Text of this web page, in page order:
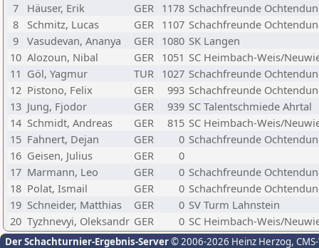
7
Häuser, Erik GER 1178 Schachfreunde
8
Schmitz, Lucas GER 1107 Schachfreunde
9 Vasudevan, Ananya GER 1080 SK Langen
10 Alozoun, Nibal GER 1051 SC Heimbach-Weis/
11 Göl, Yagmur TUR 1027 Schachfreunde
12 Pistono, Felix GER 993 Schachfreunde
13 Jung, Fjodor GER 939 SC Talentschmiede Ahrtal
14 Schmidt, Andreas GER 815 SC Heimbach-Weis/
15 Fahnert, Dejan GER 0 Schachfreunde
16 Geisen, Julius GER
0
17 Marmann, Leo GER 0 Schachfreunde
18 Polat, Ismail GER 0 Schachfreunde
19 Schneider, Matthias GER 0 SV Turm Lahnstein
20 Tyzhnevyi, Oleksandr GER 0 SC Heimbach-Weis/
Der Schachturnier-Ergebnis-Server© 2006-2026 Heinz Herzog,